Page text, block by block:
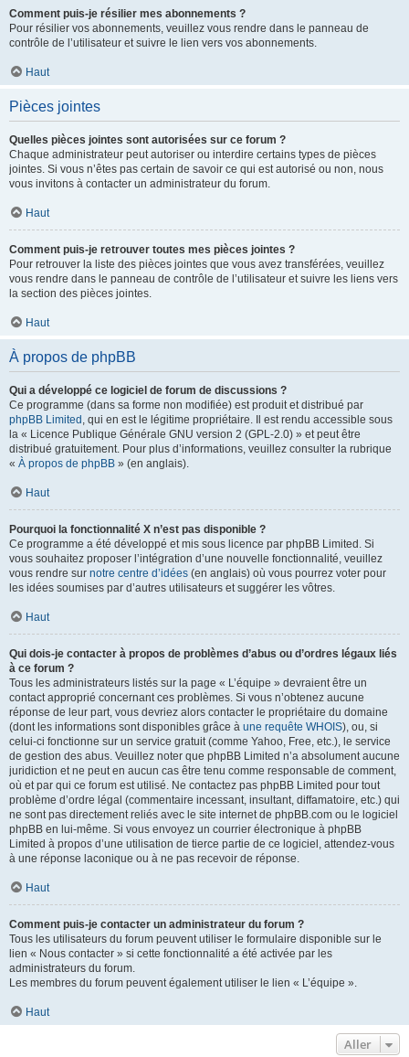
Comment puis-je résilier mes abonnements ?
Pour résilier vos abonnements, veuillez vous rendre dans le panneau de
contrôle de l’utilisateur et suivre le lien vers vos abonnements.
Haut
Pièces jointes
Quelles pièces jointes sont autorisées sur ce forum ?
Chaque administrateur peut autoriser ou interdire certains types de pièces
jointes. Si vous n’êtes pas certain de savoir ce qui est autorisé ou non, nous
vous invitons à contacter un administrateur du forum.
Haut
Comment puis-je retrouver toutes mes pièces jointes ?
Pour retrouver la liste des pièces jointes que vous avez transférées, veuillez
vous rendre dans le panneau de contrôle de l’utilisateur et suivre les liens vers
la section des pièces jointes.
Haut
À propos de phpBB
Qui a développé ce logiciel de forum de discussions ?
Ce programme (dans sa forme non modifiée) est produit et distribué par
phpBB Limited , qui en est le légitime propriétaire. Il est rendu accessible sous
la « Licence Publique Générale GNU version 2 (GPL-2.0) » et peut être
distribué gratuitement. Pour plus d’informations, veuillez consulter la rubrique
« À propos de phpBB » (en anglais).
Haut
Pourquoi la fonctionnalité X n’est pas disponible ?
Ce programme a été développé et mis sous licence par phpBB Limited. Si
vous souhaitez proposer l’intégration d’une nouvelle fonctionnalité, veuillez
vous rendre sur notre centre d’idées (en anglais) où vous pourrez voter pour
les idées soumises par d’autres utilisateurs et suggérer les vôtres.
Haut
Qui dois-je contacter à propos de problèmes d’abus ou d’ordres légaux liés
à ce forum ?
Tous les administrateurs listés sur la page « L’équipe » devraient être un
contact approprié concernant ces problèmes. Si vous n’obtenez aucune
réponse de leur part, vous devriez alors contacter le propriétaire du domaine
(dont les informations sont disponibles grâce à une requête WHOIS), ou, si
celui-ci fonctionne sur un service gratuit (comme Yahoo, Free, etc.), le service
de gestion des abus. Veuillez noter que phpBB Limited n’a absolument aucune
juridiction et ne peut en aucun cas être tenu comme responsable de comment,
où et par qui ce forum est utilisé. Ne contactez pas phpBB Limited pour tout
problème d’ordre légal (commentaire incessant, insultant, diffamatoire, etc.) qui
ne sont pas directement reliés avec le site internet de phpBB.com ou le logiciel
phpBB en lui-même. Si vous envoyez un courrier électronique à phpBB
Limited à propos d’une utilisation de tierce partie de ce logiciel, attendez-vous
à une réponse laconique ou à ne pas recevoir de réponse.
Haut
Comment puis-je contacter un administrateur du forum ?
Tous les utilisateurs du forum peuvent utiliser le formulaire disponible sur le
lien « Nous contacter » si cette fonctionnalité a été activée par les
administrateurs du forum.
Les membres du forum peuvent également utiliser le lien « L’équipe ».
Haut
Aller